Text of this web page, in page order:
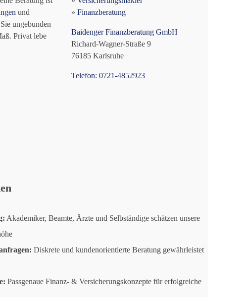
und
ungebunden
Privat lebe
» Finanzberatung
Baidenger Finanzberatung GmbH
Richard-Wagner-Straße 9
76185 Karlsruhe
Telefon: 0721-4852923
Akademiker, Beamte, Ärzte und Selbständige schätzen unsere
Diskrete und kundenorientierte Beratung gewährleistet
Passgenaue Finanz- & Versicherungskonzepte für erfolgreiche